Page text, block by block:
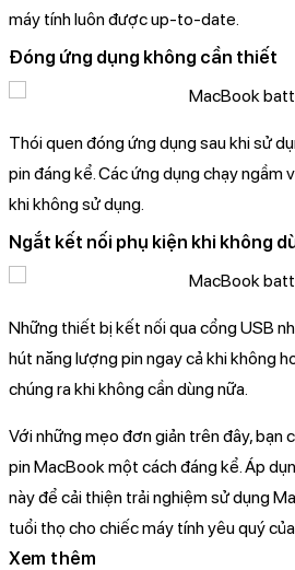
máy tính luôn được up-to-date.
Đóng ứng dụng không cần thiết
Thói quen đóng ứng dụng sau khi sử
pin đáng kể. Các ứng dụng chạy ngầm
khi không sử dụng.
Ngắt kết nối phụ kiện khi không
Những thiết bị kết nối qua cổng USB
hút năng lượng pin ngay cả khi không
chúng ra khi không cần dùng nữa.
Với những mẹo đơn giản trên đây, bạn
pin MacBook một cách đáng kể. Áp
này để cải thiện trải nghiệm sử dụng
tuổi thọ cho chiếc máy tính yêu quý của
Xem thêm